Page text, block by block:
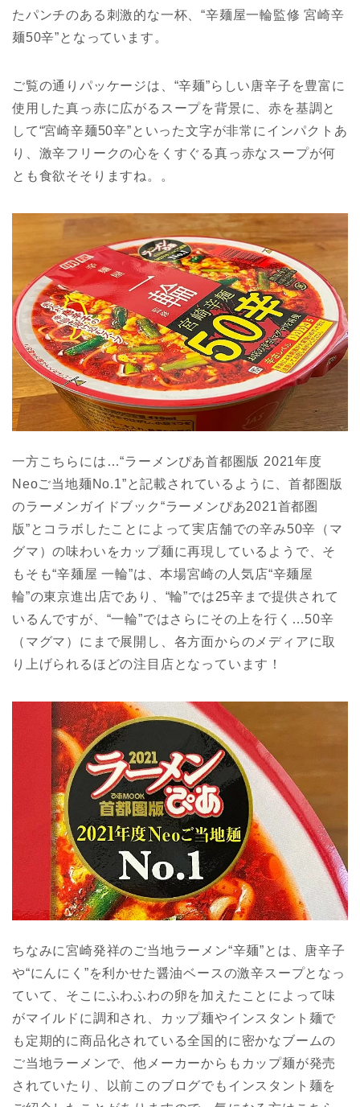
たパンチのある刺激的な一杯、“辛麺屋一輪監修 宮崎辛
麺50辛”となっています。
ご覧の通りパッケージは、“辛麺”らしい唐辛子を豊富に
使用した真っ赤に広がるスープを背景に、赤を基調と
して“宮崎辛麺50辛”といった文字が非常にインパクトあ
り、激辛フリークの心をくすぐる真っ赤なスープが何
とも食欲そそりますね。。
一方こちらには…“ラーメンぴあ首都圏版 2021年度
Neoご当地麺No.1”と記載されているように、首都圏版
のラーメンガイドブック“ラーメンぴあ2021首都圏
版”とコラボしたことによって実店舗での辛み50辛（マ
グマ）の味わいをカップ麺に再現しているようで、そ
もそも“辛麺屋 一輪”は、本場宮崎の人気店“辛麺屋
輪”の東京進出店であり、“輪”では25辛まで提供されて
いるんですが、“一輪”ではさらにその上を行く…50辛
（マグマ）にまで展開し、各方面からのメディアに取
り上げられるほどの注目店となっています！
ちなみに宮崎発祥のご当地ラーメン“辛麺”とは、唐辛子
や“にんにく”を利かせた醤油ベースの激辛スープとなっ
ていて、そこにふわふわの卵を加えたことによって味
がマイルドに調和され、カップ麺やインスタント麺で
も定期的に商品化されている全国的に密かなブームの
ご当地ラーメンで、他メーカーからもカップ麺が発売
されていたり、以前このブログでもインスタント麺を